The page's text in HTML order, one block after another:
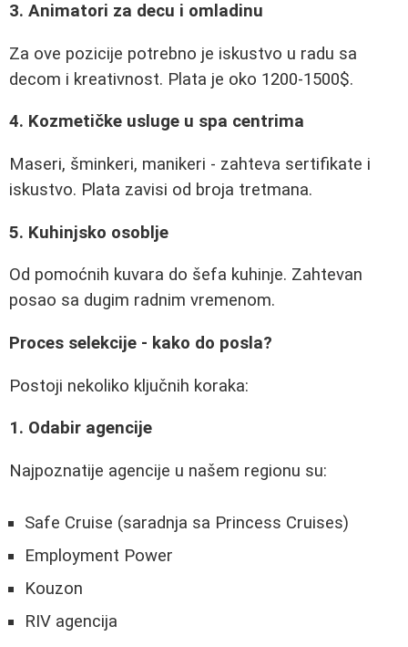
3. Animatori za decu i omladinu
Za ove pozicije potrebno je iskustvo u radu sa
decom i kreativnost. Plata je oko 1200-1500$.
4. Kozmetičke usluge u spa centrima
Maseri, šminkeri, manikeri - zahteva sertifikate i
iskustvo. Plata zavisi od broja tretmana.
5. Kuhinjsko osoblje
Od pomoćnih kuvara do šefa kuhinje. Zahtevan
posao sa dugim radnim vremenom.
Proces selekcije - kako do posla?
Postoji nekoliko ključnih koraka:
1. Odabir agencije
Najpoznatije agencije u našem regionu su:
Safe Cruise (saradnja sa Princess Cruises)
Employment Power
Kouzon
RIV agencija